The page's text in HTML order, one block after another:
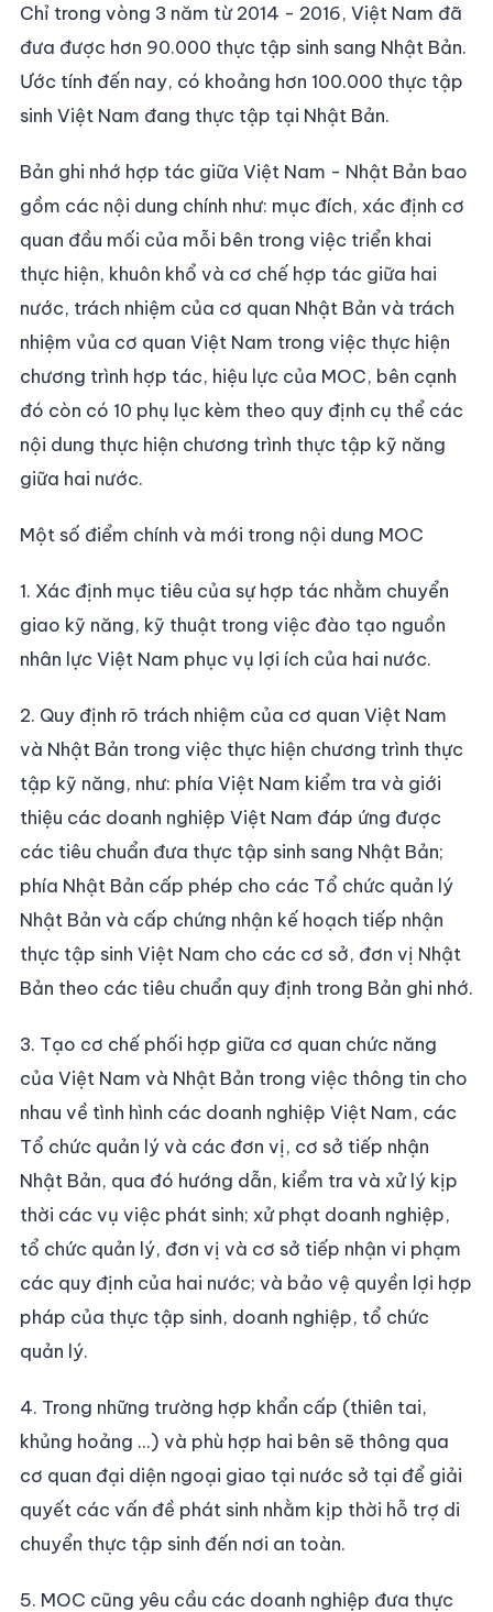
Chỉ trong vòng 3 năm từ 2014 - 2016, Việt Nam đã
đưa được hơn 90.000 thực tập sinh sang Nhật Bản.
Ước tính đến nay, có khoảng hơn 100.000 thực tập
sinh Việt Nam đang thực tập tại Nhật Bản.
Bản ghi nhớ hợp tác giữa Việt Nam - Nhật Bản bao
gồm các nội dung chính như: mục đích, xác định cơ
quan đầu mối của mỗi bên trong việc triển khai
thực hiện, khuôn khổ và cơ chế hợp tác giữa hai
nước, trách nhiệm của cơ quan Nhật Bản và trách
nhiệm vủa cơ quan Việt Nam trong việc thực hiện
chương trình hợp tác, hiệu lực của MOC, bên cạnh
đó còn có 10 phụ lục kèm theo quy định cụ thể các
nội dung thực hiện chương trình thực tập kỹ năng
giữa hai nước.
Một số điểm chính và mới trong nội dung MOC
1. Xác định mục tiêu của sự hợp tác nhằm chuyển
giao kỹ năng, kỹ thuật trong việc đào tạo nguồn
nhân lực Việt Nam phục vụ lợi ích của hai nước.
2. Quy định rõ trách nhiệm của cơ quan Việt Nam
và Nhật Bản trong việc thực hiện chương trình thực
tập kỹ năng, như: phía Việt Nam kiểm tra và giới
thiệu các doanh nghiệp Việt Nam đáp ứng được
các tiêu chuẩn đưa thực tập sinh sang Nhật Bản;
phía Nhật Bản cấp phép cho các Tổ chức quản lý
Nhật Bản và cấp chứng nhận kế hoạch tiếp nhận
thực tập sinh Việt Nam cho các cơ sở, đơn vị Nhật
Bản theo các tiêu chuẩn quy định trong Bản ghi nhớ.
3. Tạo cơ chế phối hợp giữa cơ quan chức năng
của Việt Nam và Nhật Bản trong việc thông tin cho
nhau về tình hình các doanh nghiệp Việt Nam, các
Tổ chức quản lý và các đơn vị, cơ sở tiếp nhận
Nhật Bản, qua đó hướng dẫn, kiểm tra và xử lý kịp
thời các vụ việc phát sinh; xử phạt doanh nghiệp,
tổ chức quản lý, đơn vị và cơ sở tiếp nhận vi phạm
các quy định của hai nước; và bảo vệ quyền lợi hợp
pháp của thực tập sinh, doanh nghiệp, tổ chức
quản lý.
4. Trong những trường hợp khẩn cấp (thiên tai,
khủng hoảng ...) và phù hợp hai bên sẽ thông qua
cơ quan đại diện ngoại giao tại nước sở tại để giải
quyết các vấn đề phát sinh nhằm kịp thời hỗ trợ di
chuyển thực tập sinh đến nơi an toàn.
5. MOC cũng yêu cầu các doanh nghiệp đưa thực